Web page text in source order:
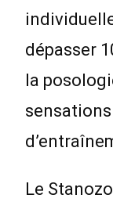
dépasser
la
Le